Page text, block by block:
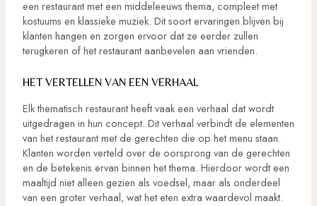
een restaurant met een middeleeuws thema, compleet met
kostuums en klassieke muziek. Dit soort ervaringen blijven bij
klanten hangen en zorgen ervoor dat ze eerder zullen
terugkeren of het restaurant aanbevelen aan vrienden.
HET VERTELLEN VAN EEN VERHAAL
Elk thematisch restaurant heeft vaak een verhaal dat wordt
uitgedragen in hun concept. Dit verhaal verbindt de elementen
van het restaurant met de gerechten die op het menu staan.
Klanten worden verteld over de oorsprong van de gerechten
en de betekenis ervan binnen het thema. Hierdoor wordt een
maaltijd niet alleen gezien als voedsel, maar als onderdeel
van een groter verhaal, wat het eten extra waardevol maakt.